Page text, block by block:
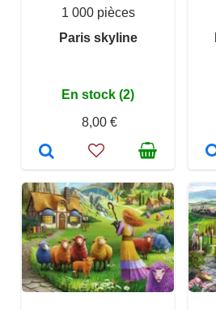
1 000 pièces
Paris skyline
En stock (2)
8,00 €